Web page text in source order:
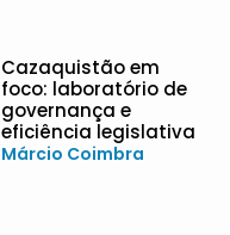
Cazaquistão em
foco: laboratório de
governança e
eficiência legislativa
Márcio Coimbra